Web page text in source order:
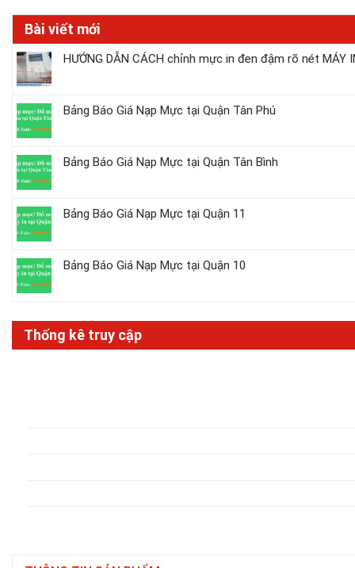
Bài viết mới
HƯỚNG DẪN CÁCH chỉnh mực in đen đậm rõ nét MÁY
Bảng Báo Giá Nạp Mực tại Quận Tân Phú
Bảng Báo Giá Nạp Mực tại Quận Tân Bình
Bảng Báo Giá Nạp Mực tại Quận 11
Bảng Báo Giá Nạp Mực tại Quận 10
Thống kê truy cập